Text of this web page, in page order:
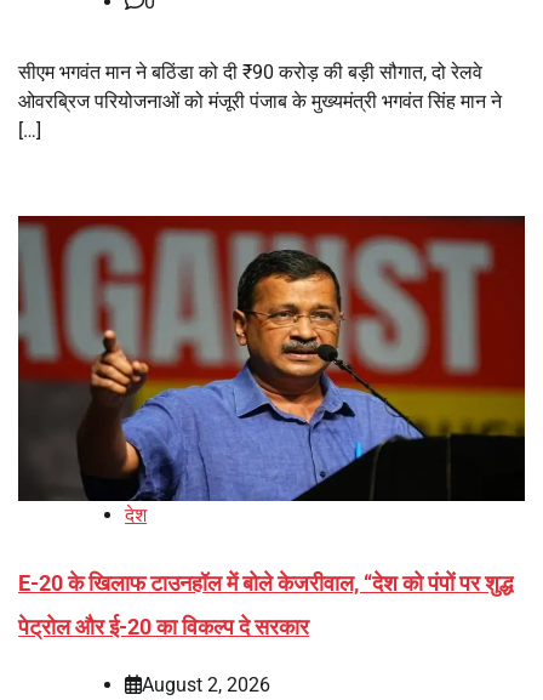
सीएम भगवंत मान ने बठिंडा को दी ₹90 करोड़ की बड़ी सौगात, दो रेलवे
ओवरब्रिज परियोजनाओं को मंजूरी पंजाब के मुख्यमंत्री भगवंत सिंह मान ने
[…]
देश
E-20 के खिलाफ टाउनहॉल में बोले केजरीवाल, ‘‘देश को पंपों पर शुद्ध
पेट्रोल और ई-20 का विकल्प दे सरकार
August 2, 2026